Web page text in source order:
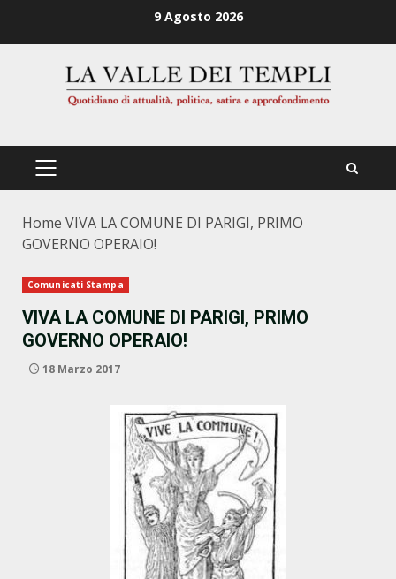
9 Agosto 2026
PRIMÄRES
Home VIVA LA COMUNE DI PARIGI, PRIMO
GOVERNO OPERAIO!
Comunicati Stampa
VIVA LA COMUNE DI PARIGI, PRIMO
GOVERNO OPERAIO!
18 Marzo 2017